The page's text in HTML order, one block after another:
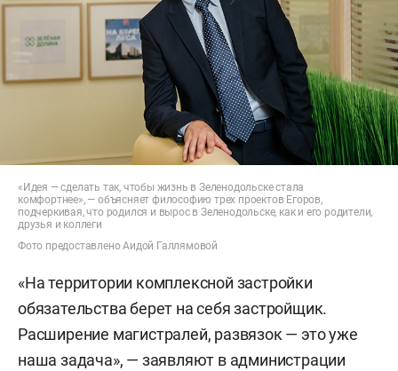
«Идея — сделать так, чтобы жизнь в Зеленодольске стала
комфортнее», — объясняет философию трех проектов Егоров,
подчеркивая, что родился и вырос в Зеленодольске, как и его родители,
друзья и коллеги
Фото предоставлено Аидой Галлямовой
«На территории комплексной застройки
обязательства берет на себя застройщик.
Расширение магистралей, развязок — это уже
наша задача», — заявляют в администрации